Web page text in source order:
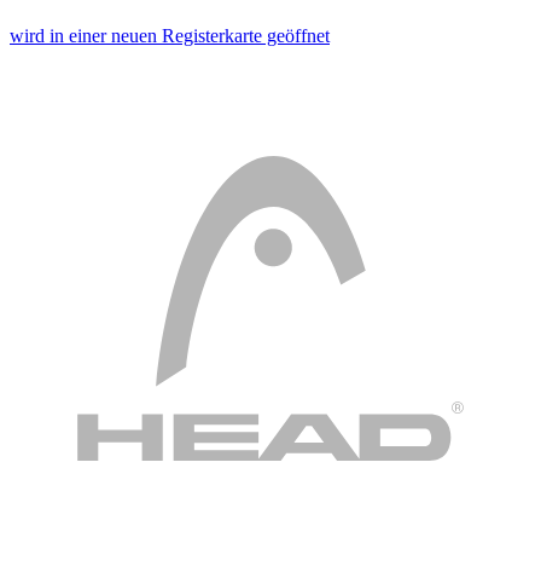
wird in einer neuen Registerkarte geöffnet